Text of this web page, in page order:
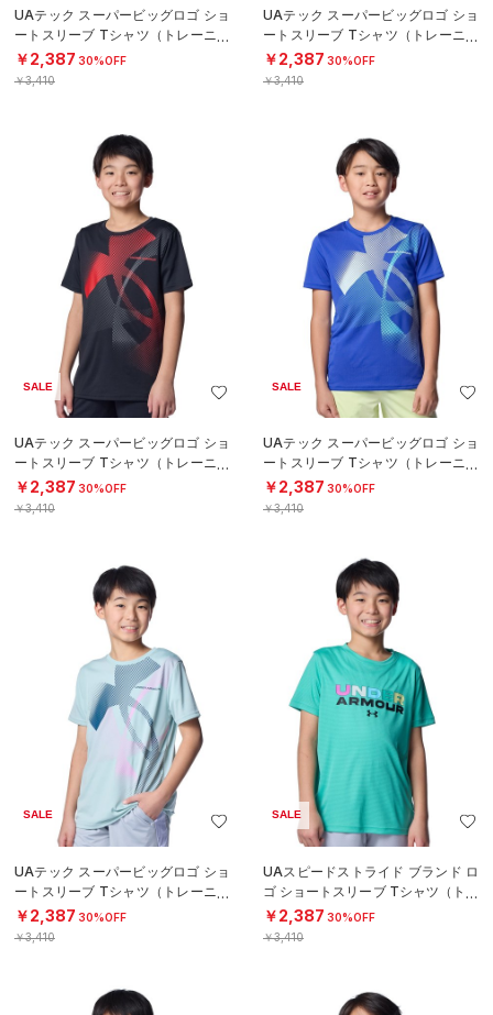
UAテック スーパービッグロゴ ショ
ートスリーブ Tシャツ（トレーニン
グ/BOYS）
￥2,387 30%OFF
￥3,410
UAテック スーパービッグロゴ ショ
ートスリーブ Tシャツ（トレーニン
グ/BOYS）
￥2,387 30%OFF
￥3,410
SALE
UAテック スーパービッグロゴ ショ
ートスリーブ Tシャツ（トレーニン
グ/BOYS）
￥2,387 30%OFF
￥3,410
SALE
UAテック スーパービッグロゴ ショ
ートスリーブ Tシャツ（トレーニン
グ/BOYS）
￥2,387 30%OFF
￥3,410
SALE
UAテック スーパービッグロゴ ショ
ートスリーブ Tシャツ（トレーニン
グ/BOYS）
￥2,387 30%OFF
￥3,410
SALE
UAスピードストライド ブランド ロ
ゴ ショートスリーブ Tシャツ（トレ
ーニング/BOYS）
￥2,387 30%OFF
￥3,410